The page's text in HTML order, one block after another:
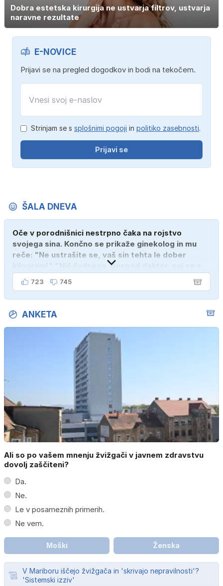
Dobra estetska kirurgija ne ustvarja filtrov, ustvarja
naravne rezultate
E-NOVICE
Prijavi se na pregled dogodkov in bodi na tekočem.
Strinjam se s splošnimi pogoji in politiko zasebnosti.
Prijavi se
ŠALA DNEVA
Oče v porodnišnici nestrpno čaka na rojstvo
svojega sina. Končno se prikaže ginekolog in mu
reče: "Ne ustrašite se, vaš sin tehta le dober
kilogram!" "Nič čudnega, gospod doktor, saj se z
ženo poznava šele tri mesece."
723 745
ANKETA
Ali so po vašem mnenju žvižgači v javnem zdravstvu
dovolj zaščiteni?
Da.
Ne.
Le v posameznih primerih.
Ne vem.
Moški Ženska
V Mariboru iščejo žvižgača in 'skrivajo nepravilnosti'?
'Sistemski izziv'